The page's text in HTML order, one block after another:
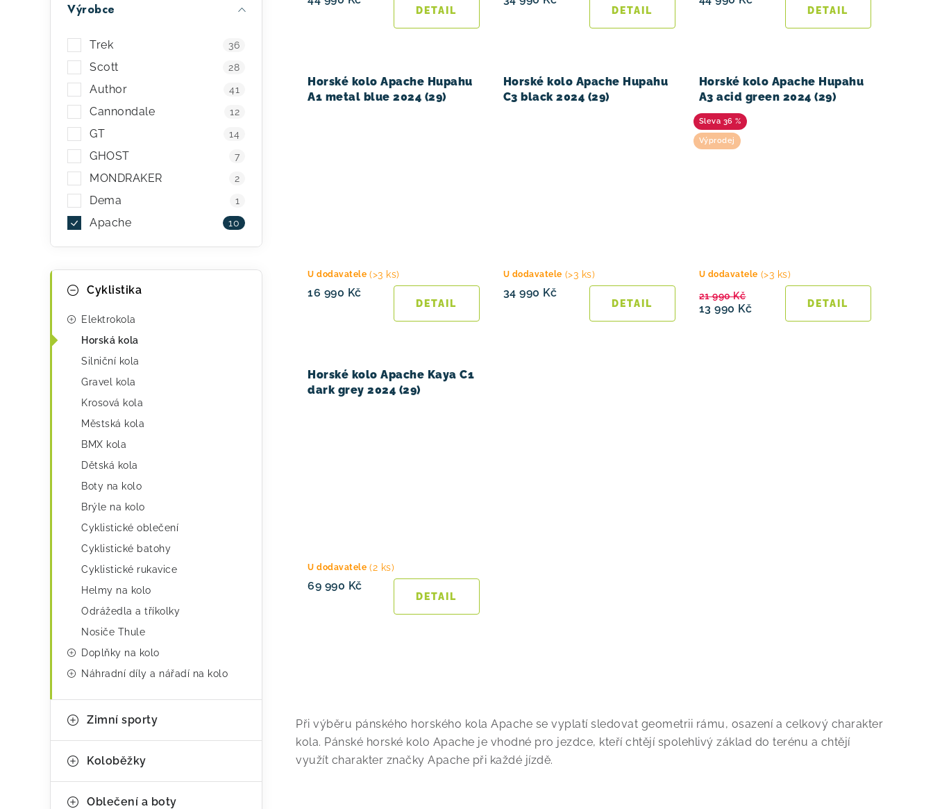
Výrobce
Trek 36
Scott 28
Author 41
Cannondale 12
GT 14
GHOST 7
MONDRAKER 2
Dema 1
Apache 10
Přeskočit
kategorie
K
e
Cyklistika
Elektrokola
Horská kola
Silniční kola
Gravel kola
Krosová kola
Městská kola
BMX kola
Dětská kola
Boty na kolo
Brýle na kolo
Cyklistické oblečení
Cyklistické batohy
Cyklistické rukavice
Helmy na kolo
Odrážedla a tříkolky
Nosiče Thule
Doplňky na kolo
Náhradní díly a nářadí na kolo
Zimní sporty
Koloběžky
Oblečení a boty
Horské kolo Apache Hupahu
A1 metal blue 2024 (29)
U dodavatele (>3 ks)
16 990 Kč
Horské kolo Apache Hupahu
C3 black 2024 (29)
U dodavatele (>3 ks)
34 990 Kč
Horské kolo Apache Hupahu
A3 acid green 2024 (29)
36 %
Výprodej
U dodavatele (>3 ks)
13 990 Kč
21 990 Kč
Horské kolo Apache Kaya C1
dark grey 2024 (29)
U dodavatele (2 ks)
69 990 Kč
v
l
á
Při výběru pánského horského kola Apache se vyplatí sledovat geometrii rámu, osazení a celkový charakter
kola. Pánské horské kolo Apache je vhodné pro jezdce, kteří chtějí spolehlivý základ do terénu a chtějí
využít charakter značky Apache při každé jízdě.